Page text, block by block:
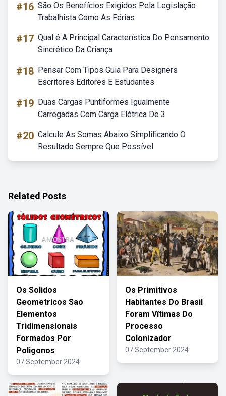
#16 São Os Benefícios Exigidos Pela Legislação
Trabalhista Como As Férias
#17 Qual é A Principal Característica Do Pensamento
Sincrético Da Criança
#18 Pensar Com Tipos Guia Para Designers
Escritores Editores E Estudantes
#19 Duas Cargas Puntiformes Igualmente
Carregadas Com Carga Elétrica De 3
#20 Calcule As Somas Abaixo Simplificando O
Resultado Sempre Que Possível
Related Posts
Os Solidos
Geometricos Sao
Elementos
Tridimensionais
Formados Por
Poligonos
07 September 2024
Os Primitivos
Habitantes Do Brasil
Foram Vítimas Do
Processo
Colonizador
07 September 2024